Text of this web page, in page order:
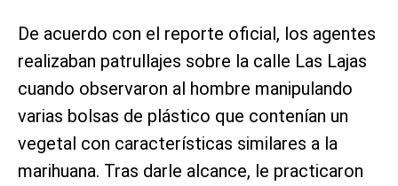
De acuerdo con el reporte oficial, los agentes
realizaban patrullajes sobre la calle Las Lajas
cuando observaron al hombre manipulando
varias bolsas de plástico que contenían un
vegetal con características similares a la
marihuana. Tras darle alcance, le practicaron